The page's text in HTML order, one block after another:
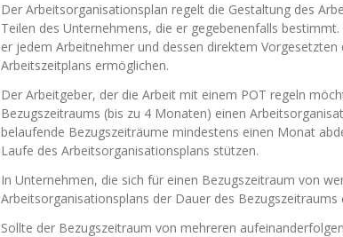
Der Arbeitsorganisationsplan regelt die Gestaltung des
Teilen des Unternehmens, die er gegebenenfalls
er jedem Arbeitnehmer und dessen direktem
Arbeitszeitplans ermöglichen.
Der Arbeitgeber, der die Arbeit mit einem POT regeln
Bezugszeitraums (bis zu 4 Monaten) einen
belaufende Bezugszeiträume mindestens einen Monat
Laufe des Arbeitsorganisationsplans stützen.
In Unternehmen, die sich für einen Bezugszeitraum von
Arbeitsorganisationsplans der Dauer des Bezugszeitraums
Sollte der Bezugszeitraum von mehreren